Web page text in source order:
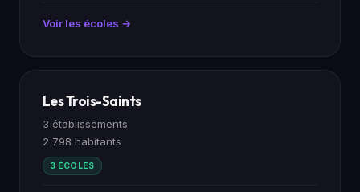
Voir les écoles →
Les Trois-Saints
3 établissements
2 798 habitants
3 ÉCOLES